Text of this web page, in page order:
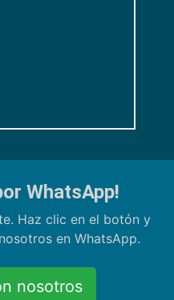
WhatsApp!
Haz clic en el botón y
en WhatsApp.
nosotros